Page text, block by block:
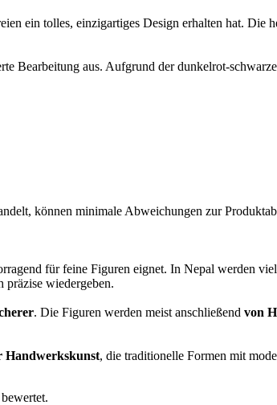
ein tolles, einzigartiges Design erhalten hat. Die
Bearbeitung aus. Aufgrund der dunkelrot-
können minimale Abweichungen zur
für feine Figuren eignet. In Nepal werden
präzise wiedergeben.
. Die Figuren werden meist anschließend von
Handwerkskunst, die traditionelle Formen mit